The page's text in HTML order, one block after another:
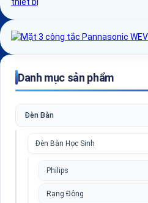
Danh mục sản phẩm
Đèn Bàn
Đèn Bàn Học Sinh
Philips
Rạng Đông